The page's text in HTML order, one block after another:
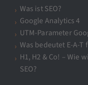
Was ist SEO?
Google Analytics 4
UTM-Parameter
Was bedeutet E-A-T
H1, H2 & Co! – Wie
SEO?